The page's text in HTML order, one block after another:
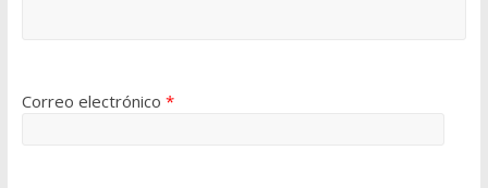
Correo electrónico *